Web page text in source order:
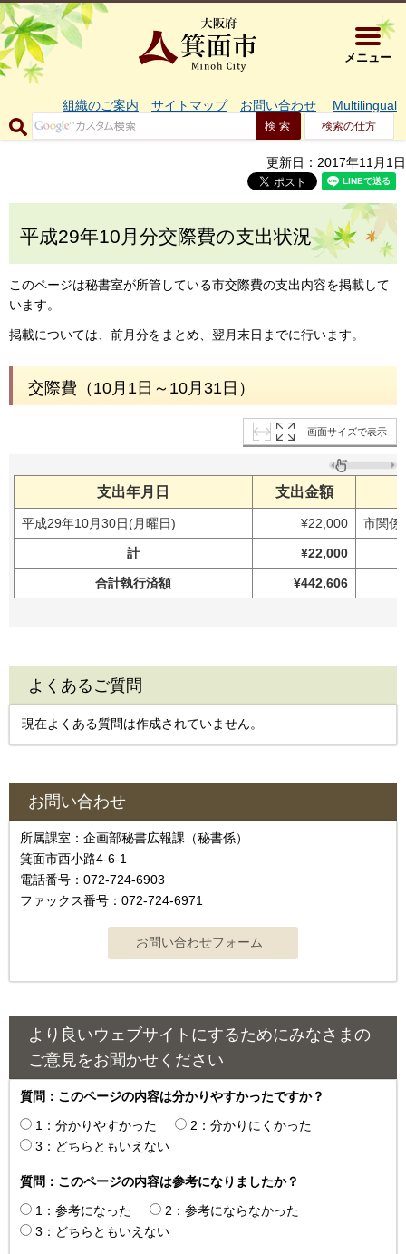
大阪府箕
メニュー
組織のご案内 サイトマップ お問い合わせ Multilingual
検索の仕方
更新日：2017年11月1日
平成29年10月分交際費の支出状況
このページは秘書室が所管している市交際費の支出内容を掲載して
います。
掲載については、前月分をまとめ、翌月末日までに行います。
交際費（10月1日～10月31日）
画面サイズで表示
支出年月日 支出金額
平成29年10月30日(月曜日) ¥22,000 市関係
計 ¥22,000
合計執行済額 ¥442,606
よくあるご質問
現在よくある質問は作成されていません。
お問い合わせ
所属課室：企画部秘書広報課（秘書係）
箕面市西小路4‐6‐1
電話番号：072-724-6903
ファックス番号：072-724-6971
より良いウェブサイトにするためにみなさまの
ご意見をお聞かせください
質問：このページの内容は分かりやすかったですか？
1：分かりやすかった
2：分かりにくかった
3：どちらともいえない
質問：このページの内容は参考になりましたか？
1：参考になった
2：参考にならなかった
3：どちらともいえない